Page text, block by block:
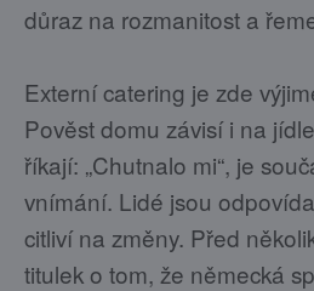
důraz na rozmanitost a
Externí catering je zde
Pověst domu závisí i na
říkají: „Chutnalo mi“, je
vnímání. Lidé jsou
citliví na změny. Před
titulek o tom, že německá